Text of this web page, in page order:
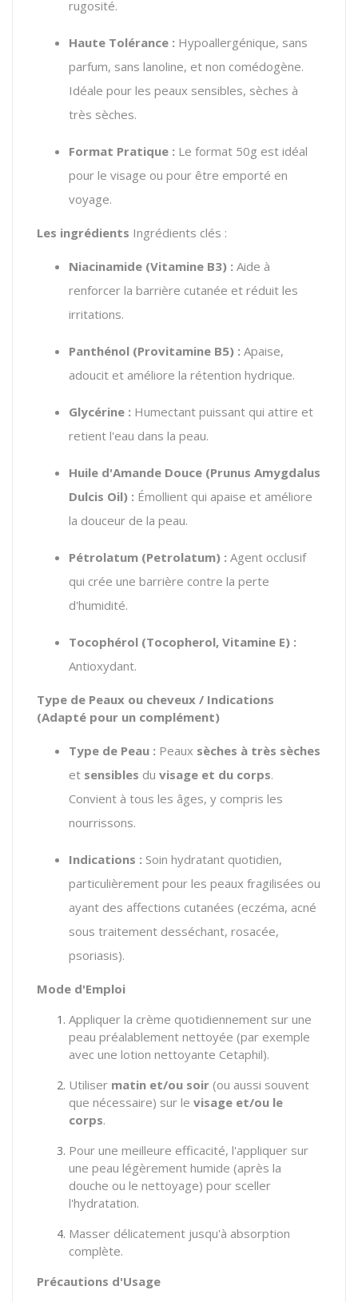
rugosité.
Haute Tolérance : Hypoallergénique, sans
parfum, sans lanoline, et non comédogène.
Idéale pour les peaux sensibles, sèches à
très sèches.
Format Pratique : Le format 50g est idéal
pour le visage ou pour être emporté en
voyage.
Les ingrédients Ingrédients clés :
Niacinamide (Vitamine B3) : Aide à
renforcer la barrière cutanée et réduit les
irritations.
Panthénol (Provitamine B5) : Apaise,
adoucit et améliore la rétention hydrique.
Glycérine : Humectant puissant qui attire et
retient l'eau dans la peau.
Huile d'Amande Douce (Prunus Amygdalus
Dulcis Oil) : Émollient qui apaise et améliore
la douceur de la peau.
Pétrolatum (Petrolatum) : Agent occlusif
qui crée une barrière contre la perte
d'humidité.
Tocophérol (Tocopherol, Vitamine E) :
Antioxydant.
Type de Peaux ou cheveux / Indications
(Adapté pour un complément)
Type de Peau : Peaux sèches à très sèches
et sensibles du visage et du corps.
Convient à tous les âges, y compris les
nourrissons.
Indications : Soin hydratant quotidien,
particulièrement pour les peaux fragilisées ou
ayant des affections cutanées (eczéma, acné
sous traitement desséchant, rosacée,
psoriasis).
Mode d'Emploi
Appliquer la crème quotidiennement sur une
peau préalablement nettoyée (par exemple
avec une lotion nettoyante Cetaphil).
Utiliser matin et/ou soir (ou aussi souvent
que nécessaire) sur le visage et/ou le
corps.
Pour une meilleure efficacité, l'appliquer sur
une peau légèrement humide (après la
douche ou le nettoyage) pour sceller
l'hydratation.
Masser délicatement jusqu'à absorption
complète.
Précautions d'Usage